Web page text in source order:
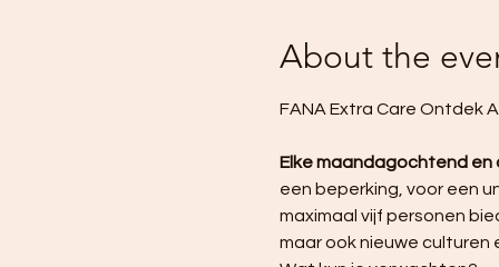
About the
FANA Extra Care Ontdek
Elke maandagochtend en
een beperking, voor een
maximaal vijf personen
maar ook nieuwe culturen